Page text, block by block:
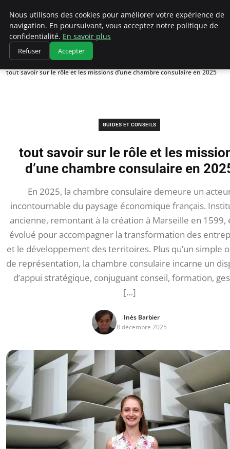
Chasseur De Tête
Accueil
Guides et Conseils
tout savoir sur le rôle et les missions d’une chambre consulaire en 2025
GUIDES ET CONSEILS
tout savoir sur le rôle et les
d’une chambre consulaire en
En 2025, la chambre consulaire demeure un
incontournable du paysage économique français.
ancienne, remontant à la création à Marseille en 1599,
évolué pour accompagner la transformation des
et le développement des territoires. Plus qu’un simple
de représentation, la chambre consulaire incarne un
d’appui stratégique, conjuguant conseil, formation,
[…]
Inès Barbier
8 décembre 2025
Nous utilisons des cookies pour améliorer votre expérience de
navigation. En poursuivant, vous acceptez notre politique de
confidentialité. En savoir plus
Refuser Accepter